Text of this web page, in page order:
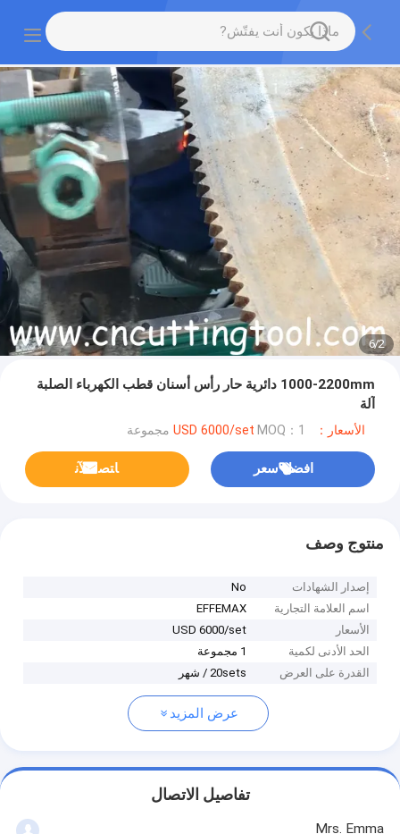
2
/
6
1000-2200mm دائرية حار رأس أسنان قطب الكهرباء الصلبة
آلة
الأسعار：USD 6000/set MOQ：1 مجموعة
افضل سعر ﺎﺘﺼﻟ ﺍﻶﻧ
منتوج وصف
إصدار الشهادات
No
اسم العلامة التجارية
EFFEMAX
الأسعار
USD 6000/set
الحد الأدنى لكمية
1 مجموعة
القدرة على العرض
20sets / شهر
عرض المزيد
تفاصيل الاتصال
Mrs. Emma